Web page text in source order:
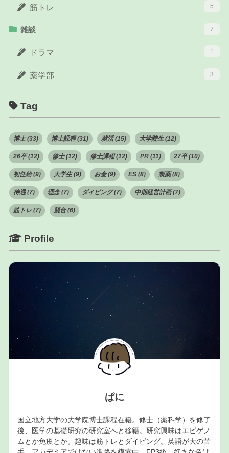
筋トレ 5
雑談 7
ドラマ 1
薬学部 3
Tag
博士 (33) 博士課程 (31) 就活 (15) 大学院生 (12)
26卒 (12) 修士 (12) 修士課程 (12) PR (11) 27卒 (10)
初任給 (9) 大学生 (9) お金 (9) ES (8) 製薬 (8)
待遇 (7) 理念 (7) ダイビング (7) 中期経営計画 (7)
筋トレ (7) 競合 (6)
Profile
ぱに
国立地方大学の大学院博士課程在籍。修士（薬科学）を修了
後、医学の基礎研究の研究室へと移籍。研究興味はエピゲノ
ムとか免疫とか。趣味は筋トレとダイビング。英語が大の苦